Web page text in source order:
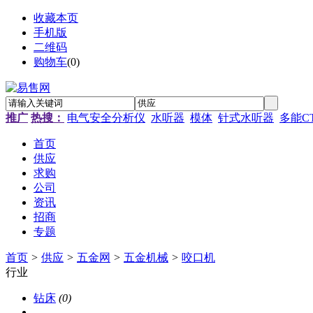
收藏本页
手机版
二维码
购物车(0)
推广 热搜： 电气安全分析仪 水听器 模体 针式水听器 多能
首页
供应
求购
公司
资讯
招商
专题
首页 > 供应 > 五金网 > 五金机械 > 咬口机
行业
钻床 (0)